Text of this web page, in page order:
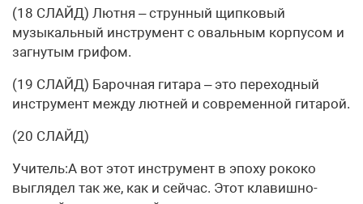
(18 СЛАЙД) Лютня – струнный щипковый
музыкальный инструмент с овальным корпусом и
загнутым грифом.
(19 СЛАЙД) Барочная гитара – это переходный
инструмент между лютней и современной гитарой.
(20 СЛАЙД)
Учитель:А вот этот инструмент в эпоху рококо
выглядел так же, как и сейчас. Этот клавишно-